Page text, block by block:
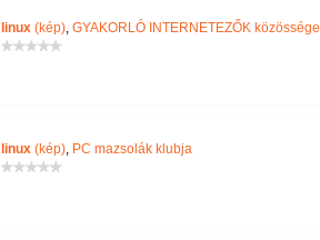
linux(kép), GYAKORLÓ INTERNETEZŐK közössége
linux(kép), PC mazsolák klubja